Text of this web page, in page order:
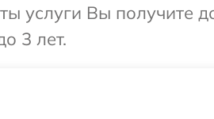
услуги Вы получите
3 лет.